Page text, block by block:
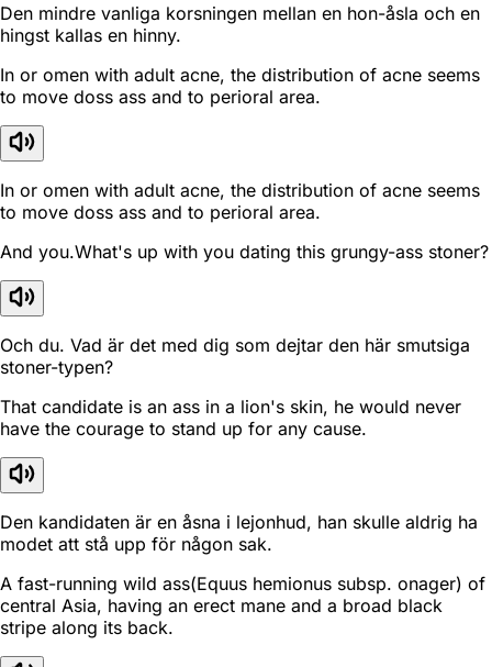
Den mindre vanliga korsningen mellan en hon-åsla och en
hingst kallas en hinny.
In or omen with adult acne, the distribution of acne seems
to move doss ass and to perioral area.
In or omen with adult acne, the distribution of acne seems
to move doss ass and to perioral area.
And you.What's up with you dating this grungy-ass stoner?
Och du. Vad är det med dig som dejtar den här smutsiga
stoner-typen?
That candidate is an ass in a lion's skin, he would never
have the courage to stand up for any cause.
Den kandidaten är en åsna i lejonhud, han skulle aldrig ha
modet att stå upp för någon sak.
A fast-running wild ass(Equus hemionus subsp. onager) of
central Asia, having an erect mane and a broad black
stripe along its back.